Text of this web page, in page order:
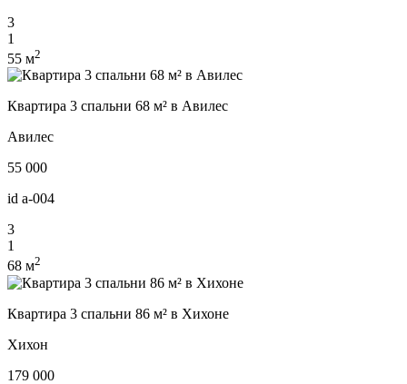
3
1
55 м2
Квартира 3 спальни 68 м² в Авилес
Авилес
55 000
id a-004
3
1
68 м2
Квартира 3 спальни 86 м² в Хихоне
Хихон
179 000